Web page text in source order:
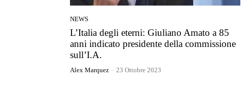
NEWS
L’Italia degli eterni: Giuliano Amato a 85
anni indicato presidente della commissione
sull’I.A.
Alex Marquez - 23 Ottobre 2023